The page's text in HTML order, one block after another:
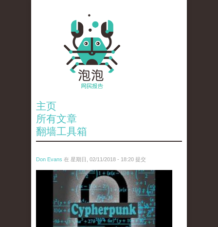
主页
所有文章
翻墙工具箱
Don Evans 在 星期日, 02/11/2018 - 18:20 提交
wechatimg1424.jpeg